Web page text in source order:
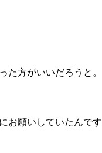
た方がいいだろうと。
お願いしていたんです